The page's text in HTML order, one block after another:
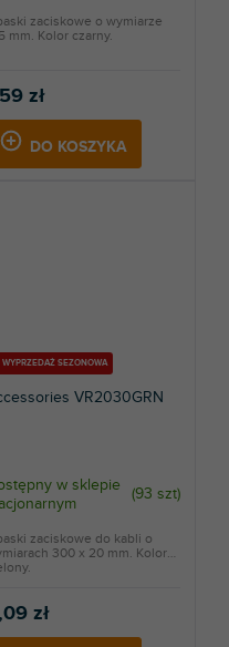
zł
DO KOSZYKA
zaciskowe o wymiarze
mm. Kolor czarny.
WYPRZEDAŻ SEZONOWA
VR2030GRN
w sklepie
(93 szt)
zł
zaciskowe do kabli o
300 x 20 mm. Kolor